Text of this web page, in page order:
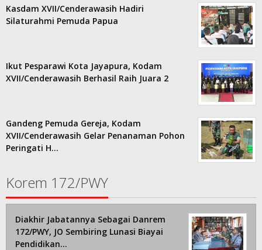
Kasdam XVII/Cenderawasih Hadiri
Silaturahmi Pemuda Papua
Ikut Pesparawi Kota Jayapura, Kodam
XVII/Cenderawasih Berhasil Raih Juara 2
Gandeng Pemuda Gereja, Kodam
XVII/Cenderawasih Gelar Penanaman Pohon
Peringati H…
Korem 172/PWY
Diakhir Jabatannya Sebagai Danrem
172/PWY, JO Sembiring Lunasi Biayai
Pendidikan…